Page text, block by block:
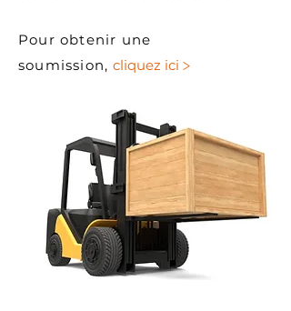
Pour obtenir une
soumission,cliquez ici>